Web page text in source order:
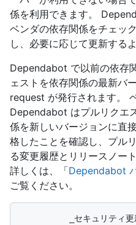
係を利用できます。
ベンダの依存関係をチェッ
し、必要に応じて更新する
Dependabot で以前の依存
ェストを依存関係の最新バ
request が発行されます。
Dependabot はプルリクエ
係を新しいバージョンに直
格したことを確認し、プル
る変更履歴とリリースノー
詳しくは、「Dependabot
ご覧ください。